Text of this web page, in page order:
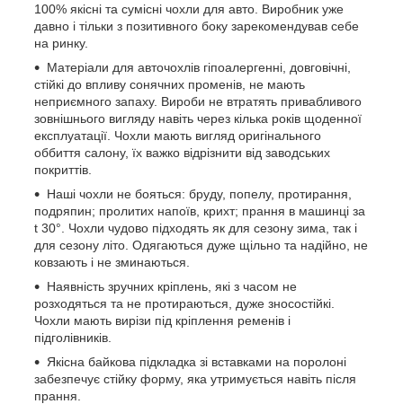
100% якісні та сумісні чохли для авто. Виробник уже
давно і тільки з позитивного боку зарекомендував себе
на ринку.
Матеріали для авточохлів гіпоалергенні, довговічні,
стійкі до впливу сонячних променів, не мають
неприємного запаху. Вироби не втратять привабливого
зовнішнього вигляду навіть через кілька років щоденної
експлуатації. Чохли мають вигляд оригінального
оббиття салону, їх важко відрізнити від заводських
покриттів.
Наші чохли не бояться: бруду, попелу, протирання,
подряпин; пролитих напоїв, крихт; прання в машинці за
t 30°. Чохли чудово підходять як для сезону зима, так і
для сезону літо. Одягаються дуже щільно та надійно, не
ковзають і не зминаються.
Наявність зручних кріплень, які з часом не
розходяться та не протираються, дуже зносостійкі.
Чохли мають вирізи під кріплення ременів і
підголівників.
Якісна байкова підкладка зі вставками на поролоні
забезпечує стійку форму, яка утримується навіть після
прання.